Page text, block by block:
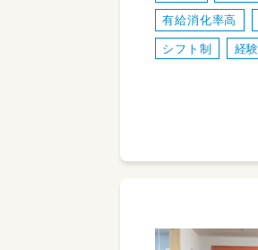
有給消化率高
シフト制 経